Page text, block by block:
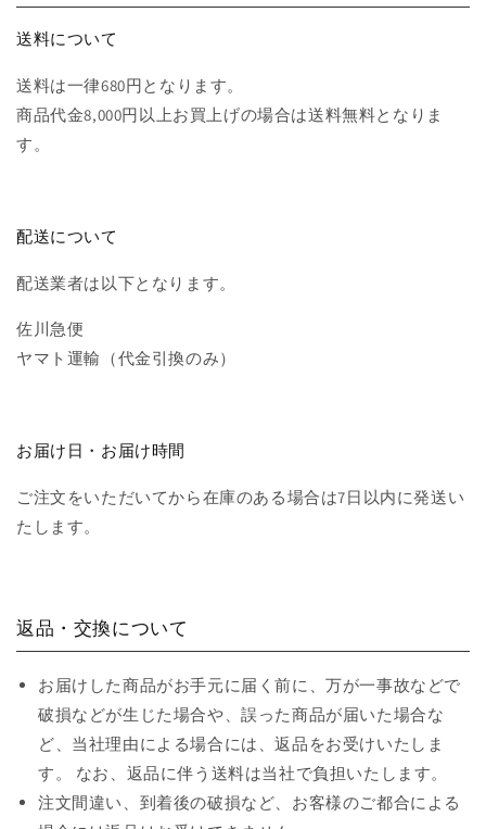
送料について
送料は一律680円となります。
商品代金8,000円以上お買上げの場合は送料無料となりま
す。
配送について
配送業者は以下となります。
佐川急便
ヤマト運輸（代金引換のみ）
お届け日・お届け時間
ご注文をいただいてから在庫のある場合は7日以内に発送い
たします。
返品・交換について
お届けした商品がお手元に届く前に、万が一事故などで
破損などが生じた場合や、誤った商品が届いた場合な
ど、当社理由による場合には、返品をお受けいたしま
す。 なお、返品に伴う送料は当社で負担いたします。
注文間違い、到着後の破損など、お客様のご都合による